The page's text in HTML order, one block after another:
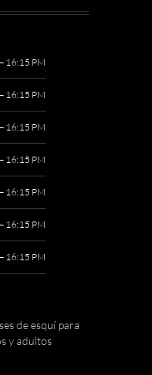
16:15 PM
16:15 PM
16:15 PM
16:15 PM
16:15 PM
16:15 PM
16:15 PM